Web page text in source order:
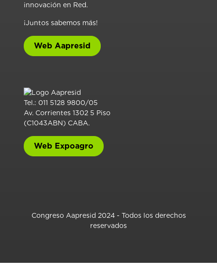
innovación en Red.
¡Juntos sabemos más!
Web Aapresid
Tel.: 011 5128 9800/05
Av. Corrientes 1302 5 Piso
(C1043ABN) CABA.
Web Expoagro
Congreso Aapresid 2024 - Todos los derechos
reservados